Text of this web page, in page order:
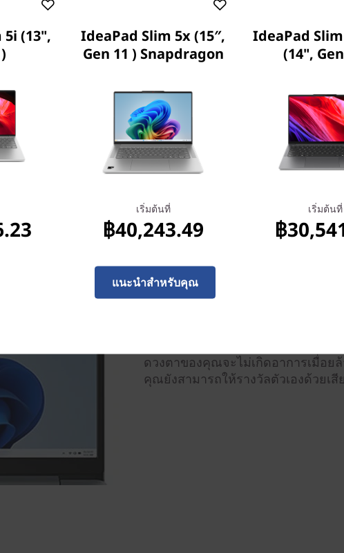
เห็นมากขึ้น เรียนรู้มากขึ้น
เพลิดเพลินกับประสบการณ์สื่อที่หลา
Gen 8 พร้อมด้วยหน้าจอที่ใช้พื้นที่
ดูเหมือนลอยอยู่ในที่อวกาศ นอกจาก
TÜV ว่ามีแสงสีฟ้าในระดับต่ำ ดังนั้น
ดวงตาของคุณจะไม่เกิดอาการเมื่อ
คุณยังสามารถให้รางวัลตัวเองด้วยเ
(13",
IdeaPad Slim 5x (15″,
Gen 11 ) Snapdragon
เริ่มต้นที่
฿40,243.49
IdeaPad
(14",
เริ่มต้นที่
฿
แนะนำสำหรับคุณ